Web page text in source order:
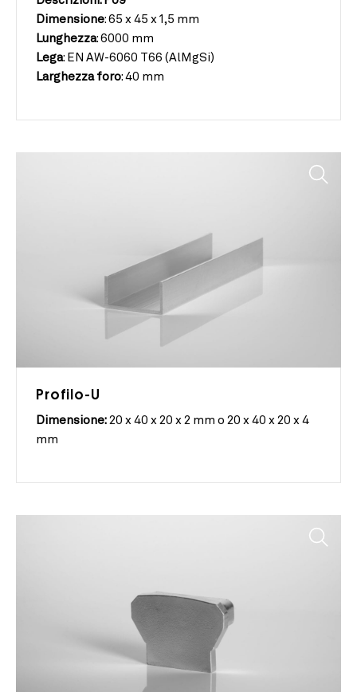
Dimensione: 65 x 45 x 1,5 mm
Lunghezza: 6000 mm
Lega: EN AW-6060 T66 (AlMgSi)
Larghezza foro: 40 mm
Profilo-U
Dimensione: 20 x 40 x 20 x 2 mm o 20 x 40 x 20 x 4
mm